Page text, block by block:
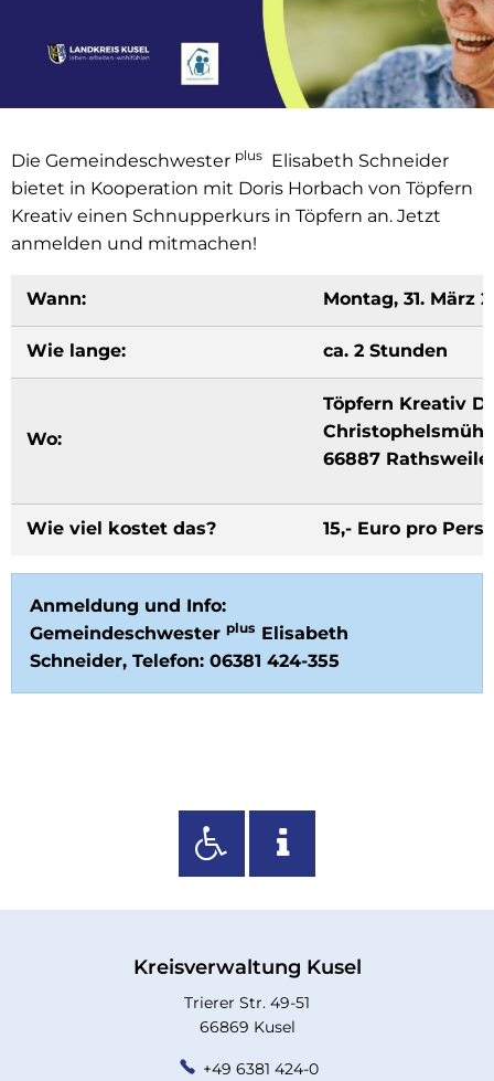
Die Gemeindeschwester plus Elisabeth Schneider
bietet in Kooperation mit Doris Horbach von Töpfern
Kreativ einen Schnupperkurs in Töpfern an. Jetzt
anmelden und mitmachen!
Wann: Montag, 31. März
Wie lange: ca. 2 Stunden
Wo:
Töpfern Kreativ
66887
Wie viel kostet das? 15,- Euro pro
Anmeldung und Info:
Gemeindeschwester plus Elisabeth
Schneider, Telefon: 06381 424-355
Kreisverwaltung Kusel
Trierer Str. 49-51
66869 Kusel
+49 6381 424-0